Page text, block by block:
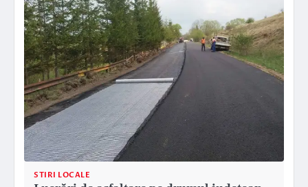
STIRI LOCALE